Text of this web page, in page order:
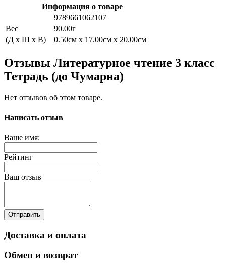
Информация о товаре
9789661062107
Вес
90.00г
(Д x Ш x В)
0.50см x 17.00см x 20.00см
Отзывы Литературное чтение 3 класс
Тетрадь (до Чумарна)
Нет отзывов об этом товаре.
Написать отзыв
Ваше имя:
Рейтинг
Ваш отзыв
Отправить
Доставка и оплата
Обмен и возврат